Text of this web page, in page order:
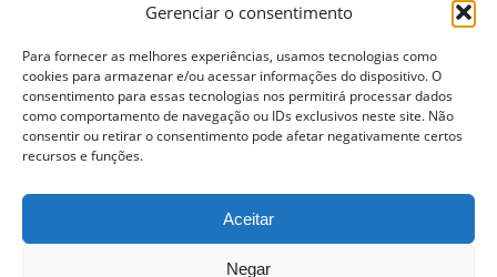
Gerenciar o consentimento
Para fornecer as melhores experiências, usamos tecnologias como
cookies para armazenar e/ou acessar informações do dispositivo. O
consentimento para essas tecnologias nos permitirá processar dados
como comportamento de navegação ou IDs exclusivos neste site. Não
consentir ou retirar o consentimento pode afetar negativamente certos
recursos e funções.
Aceitar
Negar
CONECTE-SE
Copyright © 2009 - 2023 Somente Coisas Legais.